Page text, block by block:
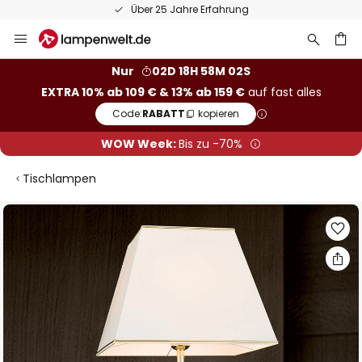
Über 25 Jahre Erfahrung
Inhalt
Nur
02D 18H 58M 02S
EXTRA 10% ab 109 € & 13% ab 159 €auf fast alles
Code:RABATT kopieren
WOW Week:Bis zu -70%
Tischlampen
Zum
der